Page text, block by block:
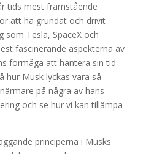
tids mest framstående
att ha grundat och drivit
som Tesla, SpaceX och
fascinerande aspekterna av
förmåga att hantera sin tid
hur Musk lyckas vara så
på några av hans
och se hur vi kan tillämpa
principerna i Musks